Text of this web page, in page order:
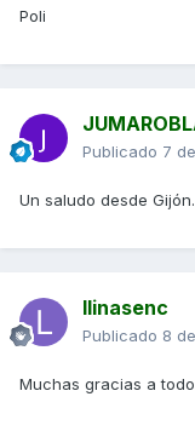
Poli
Publicado 7
Un saludo desde
llinasenc
Publicado 8
Muchas gracias a